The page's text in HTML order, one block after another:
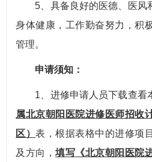
5、具备良好的医德、医风和
身体健康，工作勤奋努力，积
管理。
申请须知：
1、进修申请人员下载查看
属北京朝阳医院进修医师招收
区）表，根据表格中的进修项
及方向，填写 《北京朝阳医院